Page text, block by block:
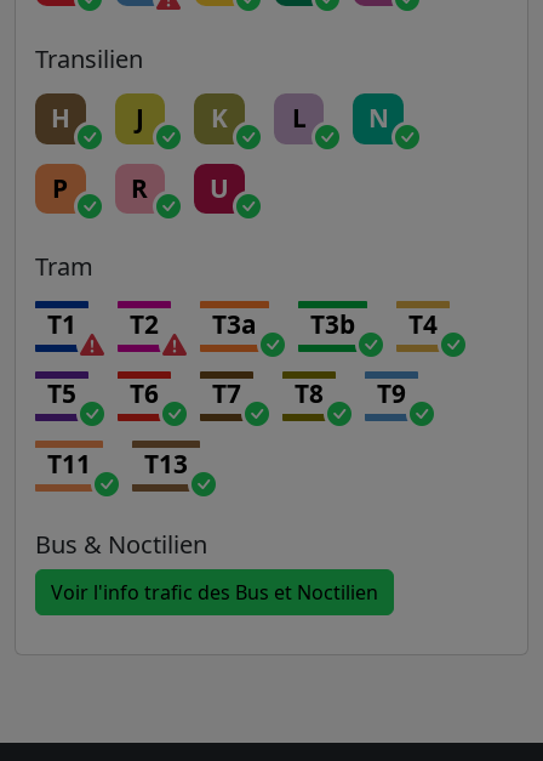
Transilien
H J K L N
P R U
Tram
T1 T2 T3a T3b T4
T5 T6 T7 T8 T9
T11 T13
Bus & Noctilien
Voir l'info trafic des Bus et Noctilien